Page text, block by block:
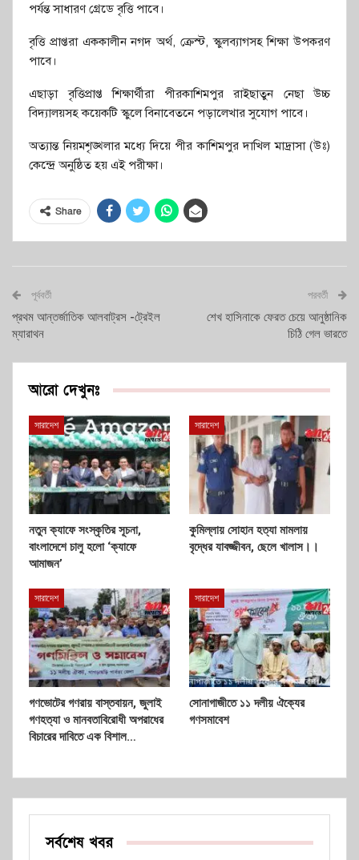
পর্যন্ত সাধারণ গ্রেডে বৃত্তি পাবে।
বৃত্তি প্রাপ্তরা এককালীন নগদ অর্থ, ক্রেস্ট, স্কুলব্যাগসহ শিক্ষা উপকরণ
পাবে।
এছাড়া বৃত্তিপ্রাপ্ত শিক্ষার্থীরা পীরকাশিমপুর রাইছাতুন নেছা উচ্চ
বিদ্যালয়সহ কয়েকটি স্কুলে বিনাবেতনে পড়ালেখার সুযোগ পাবে।
অত্যান্ত নিয়মশৃঙ্খলার মধ্যে দিয়ে পীর কাশিমপুর দাখিল মাদ্রাসা (উঃ)
কেন্দ্রে অনুষ্ঠিত হয় এই পরীক্ষা।
Share
পূর্ববর্তী
প্রথম আন্তর্জাতিক আলবাট্রস -ট্রেইল
ম্যারাথন
পরবর্তী
শেখ হাসিনাকে ফেরত চেয়ে আনুষ্ঠানিক
চিঠি গেল ভারতে
আরো দেখুনঃ
সারাদেশ
নতুন ক্যাফে সংস্কৃতির সূচনা,
বাংলাদেশে চালু হলো ‘ক্যাফে
আমাজন’
সারাদেশ
কুমিল্লায় সোহান হত্যা মামলায়
বৃদ্ধের যাবজ্জীবন, ছেলে খালাস।।
সারাদেশ
গণভোটের গণরায় বাস্তবায়ন, জুলাই
গণহত্যা ও মানবতাবিরোধী অপরাধের
বিচারের দাবিতে এক বিশাল…
সারাদেশ
সোনাগাজীতে ১১ দলীয় ঐক্যের
গণসমাবেশ
সর্বশেষ খবর